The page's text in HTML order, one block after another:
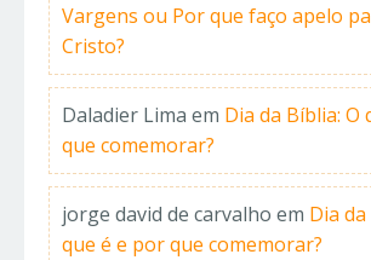
Vargens ou Por que faço apelo
Cristo?
Daladier Lima em Dia da Bíblia: O
que comemorar?
jorge david de carvalho em Dia
que é e por que comemorar?